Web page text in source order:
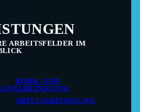
ARBEITSFELDER IM
ROHR- UND
ABFLUSSREINIGUNG